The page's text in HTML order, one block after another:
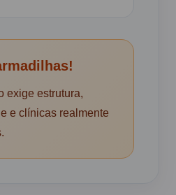
exige estrutura,
e clínicas realmente